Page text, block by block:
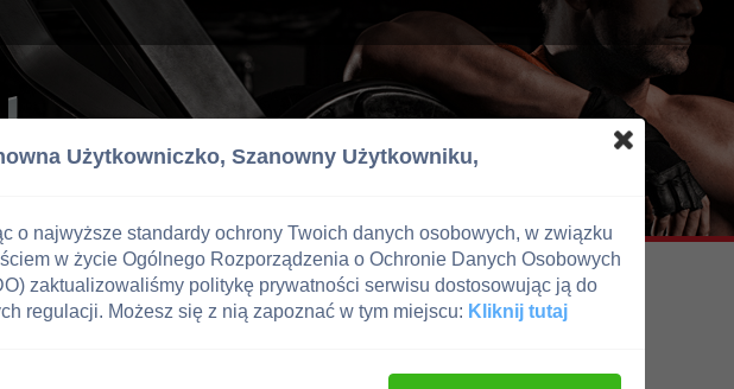
Użytkowniczko, Szanowny Użytkowniku,
o najwyższe standardy ochrony Twoich danych osobowych, w związku
w życie Ogólnego Rozporządzenia o Ochronie Danych Osobowych
zaktualizowaliśmy politykę prywatności serwisu dostosowując ją do
regulacji. Możesz się z nią zapoznać w tym miejscu: Kliknij tutaj